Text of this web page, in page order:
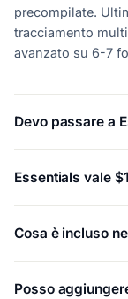
precompilate.
tracciamento
avanzato su 6-7
Devo passare a
Essentials vale
Cosa è incluso
Posso